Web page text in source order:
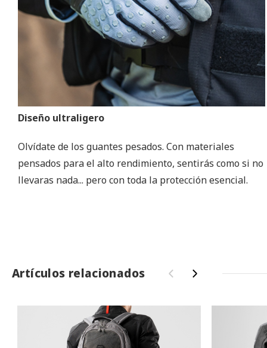
Diseño ultraligero
Olvídate de los guantes pesados. Con materiales
pensados para el alto rendimiento, sentirás como si no
llevaras nada... pero con toda la protección esencial.
Artículos relacionados ‹ ›